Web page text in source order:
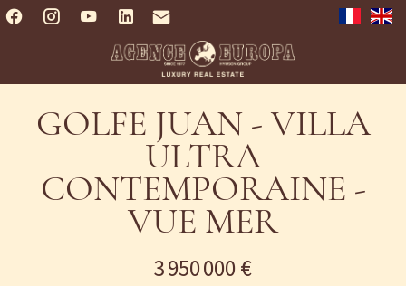
GOLFE JUAN - VILLA
ULTRA
CONTEMPORAINE -
VUE MER
3 950 000 €